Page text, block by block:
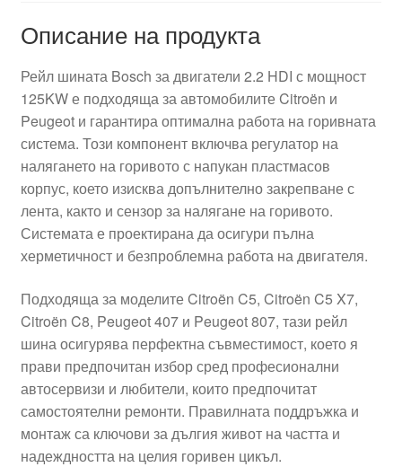
Описание на продукта
Рейл шината Bosch за двигатели 2.2 HDI с мощност
125KW е подходяща за автомобилите Citroën и
Peugeot и гарантира оптимална работа на горивната
система. Този компонент включва регулатор на
налягането на горивото с напукан пластмасов
корпус, което изисква допълнително закрепване с
лента, както и сензор за налягане на горивото.
Системата е проектирана да осигури пълна
херметичност и безпроблемна работа на двигателя.
Подходяща за моделите Citroën C5, Citroën C5 X7,
Citroën C8, Peugeot 407 и Peugeot 807, тази рейл
шина осигурява перфектна съвместимост, което я
прави предпочитан избор сред професионални
автосервизи и любители, които предпочитат
самостоятелни ремонти. Правилната поддръжка и
монтаж са ключови за дългия живот на частта и
надеждността на целия горивен цикъл.